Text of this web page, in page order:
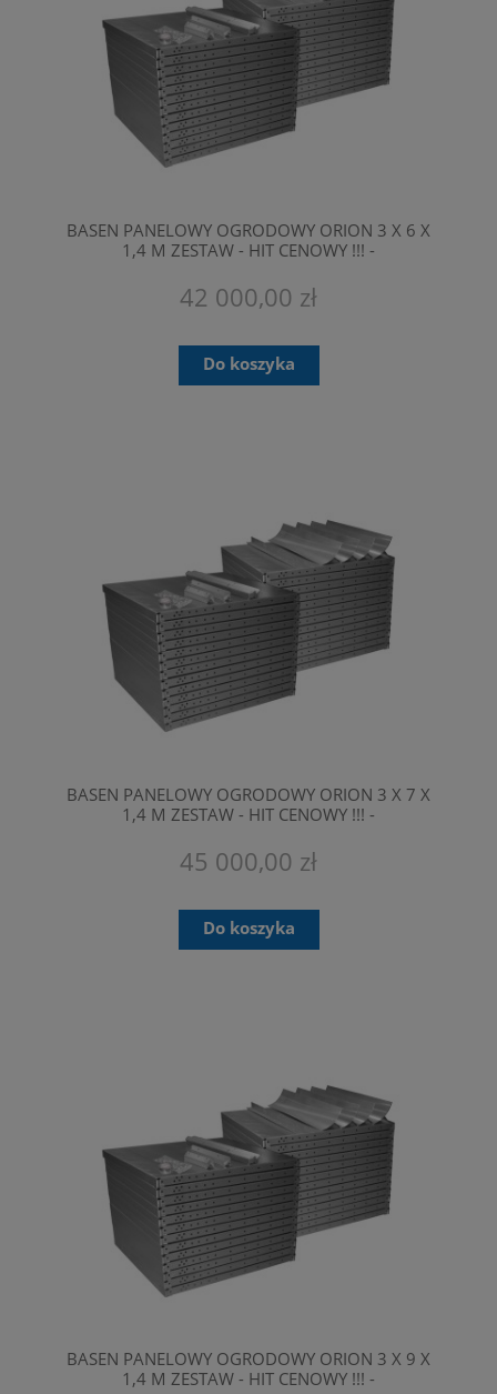
BASEN PANELOWY OGRODOWY ORION 3 X 6 X
1,4 M ZESTAW - HIT CENOWY !!! -
PROFESJONALNEGO MONTAŻU.
42 000,00 zł
Do koszyka
BASEN PANELOWY OGRODOWY ORION 3 X 7 X
1,4 M ZESTAW - HIT CENOWY !!! -
PROFESJONALNEGO MONTAŻU.
45 000,00 zł
Do koszyka
BASEN PANELOWY OGRODOWY ORION 3 X 9 X
1,4 M ZESTAW - HIT CENOWY !!! -